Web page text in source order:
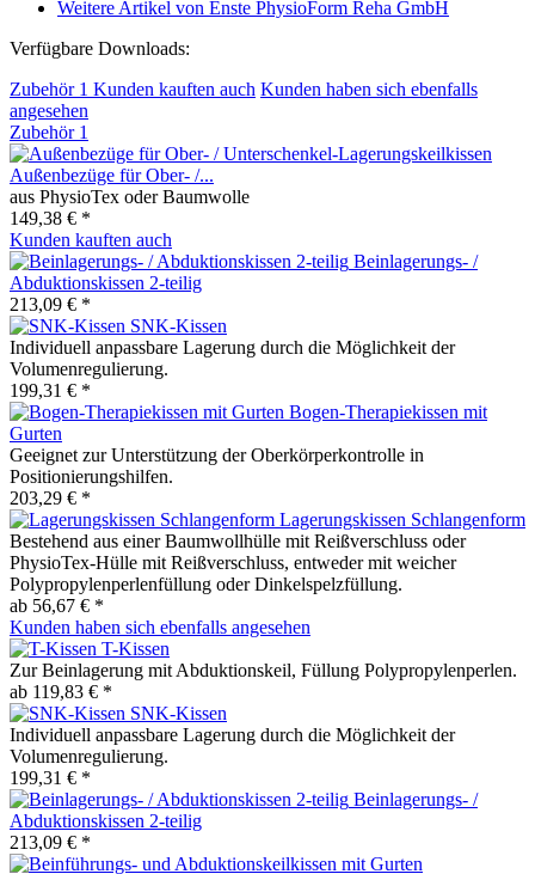
Weitere Artikel von Enste PhysioForm Reha GmbH
Verfügbare Downloads:
Zubehör 1 Kunden kauften auch Kunden haben sich ebenfalls
angesehen
Zubehör 1
Außenbezüge für Ober- /...
aus PhysioTex oder Baumwolle
149,38 € *
Kunden kauften auch
Beinlagerungs- /
Abduktionskissen 2-teilig
213,09 € *
SNK-Kissen
Individuell anpassbare Lagerung durch die Möglichkeit der
Volumenregulierung.
199,31 € *
Bogen-Therapiekissen mit
Gurten
Geeignet zur Unterstützung der Oberkörperkontrolle in
Positionierungshilfen.
203,29 € *
Lagerungskissen Schlangenform
Bestehend aus einer Baumwollhülle mit Reißverschluss oder
PhysioTex-Hülle mit Reißverschluss, entweder mit weicher
Polypropylenperlenfüllung oder Dinkelspelzfüllung.
ab 56,67 € *
Kunden haben sich ebenfalls angesehen
T-Kissen
Zur Beinlagerung mit Abduktionskeil, Füllung Polypropylenperlen.
ab 119,83 € *
SNK-Kissen
Individuell anpassbare Lagerung durch die Möglichkeit der
Volumenregulierung.
199,31 € *
Beinlagerungs- /
Abduktionskissen 2-teilig
213,09 € *